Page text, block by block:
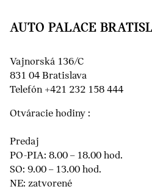
AUTO PALACE
Vajnorská 136/C
831 04 Bratislava
Telefón +421 232 158 444
Otváracie hodiny :
Predaj
PO-PIA: 8.00 – 18.00 hod.
SO: 9.00 – 13.00 hod.
NE: zatvorené